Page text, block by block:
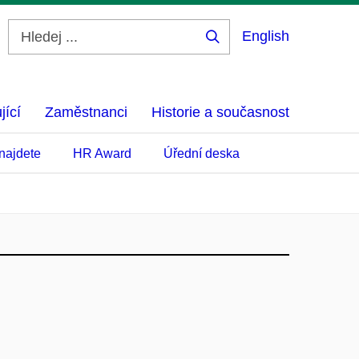
English
Zaměstnanci Historie a současnost
HR Award Úřední deska